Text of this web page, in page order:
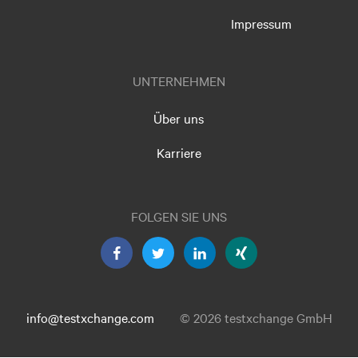
Impressum
UNTERNEHMEN
Über uns
Karriere
FOLGEN SIE UNS
info@testxchange.com © 2026 testxchange GmbH